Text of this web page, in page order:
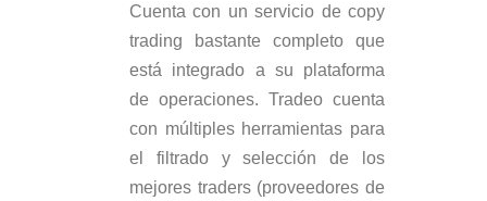
Cuenta con un servicio de copy
trading bastante completo que
está integrado a su plataforma
de operaciones. Tradeo cuenta
con múltiples herramientas para
el filtrado y selección de los
mejores traders (proveedores de